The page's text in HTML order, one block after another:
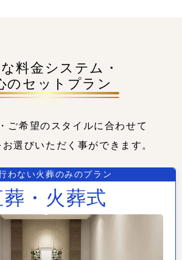
料金システム・
のセットプラン
ご希望のスタイルに合わせて
選びいただく事ができます。
わない火葬のみのプラン
葬・火葬式